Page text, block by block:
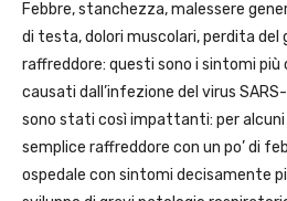
Febbre, stanchezza, malessere
di testa, dolori muscolari, perdita
raffreddore: questi sono i sintomi più
causati dall’infezione del virus
sono stati così impattanti: per
semplice raffreddore con un po’ di
ospedale con sintomi decisamente